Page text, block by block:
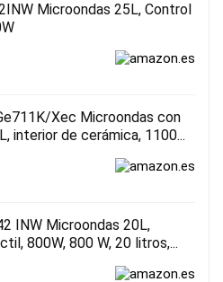
Microondas 25L, Control
Xec Microondas con
interior de cerámica, 1100...
INW Microondas 20L,
800W, 800 W, 20 litros,...